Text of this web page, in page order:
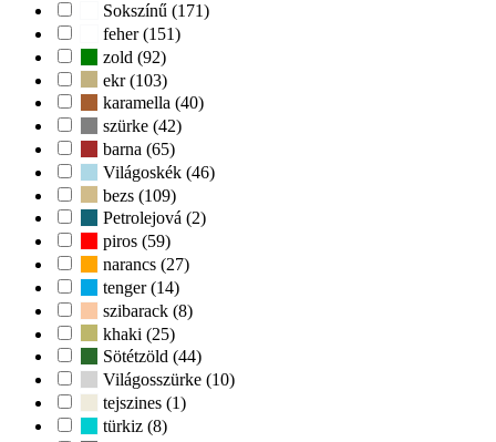
Sokszínű (171)
feher (151)
zold (92)
ekr (103)
karamella (40)
szürke (42)
barna (65)
Világoskék (46)
bezs (109)
Petrolejová (2)
piros (59)
narancs (27)
tenger (14)
szibarack (8)
khaki (25)
Sötétzöld (44)
Világosszürke (10)
tejszines (1)
türkiz (8)